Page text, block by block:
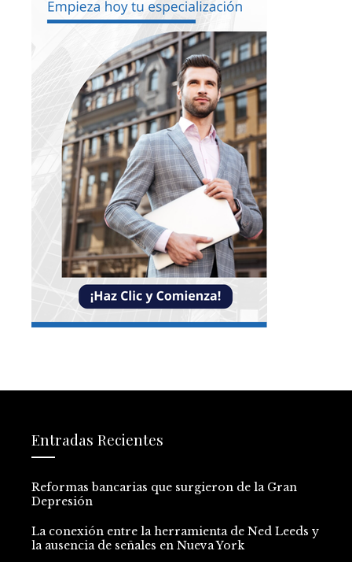
Entradas Recientes
Reformas bancarias que surgieron de la Gran
Depresión
La conexión entre la herramienta de Ned Leeds y
la ausencia de señales en Nueva York